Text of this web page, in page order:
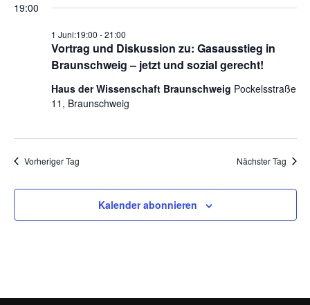
19:00
Vortrag und Diskussion zu: Gasausstieg in
Braunschweig – jetzt und sozial gerecht!
1 Juni:19:00 -21:00
Haus der Wissenschaft Braunschweig Pockelsstraße
11, Braunschweig
Vorheriger Tag Nächster Tag
Kalender abonnieren